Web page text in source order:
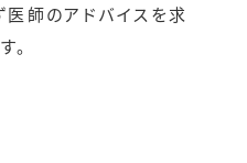
医師のアドバイスを求
。